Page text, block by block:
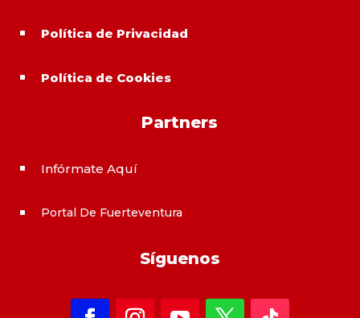
^ Política de Privacidad
^ Política de Cookies
Partners
^ Infórmate Aquí
^ Portal De Fuerteventura
Síguenos